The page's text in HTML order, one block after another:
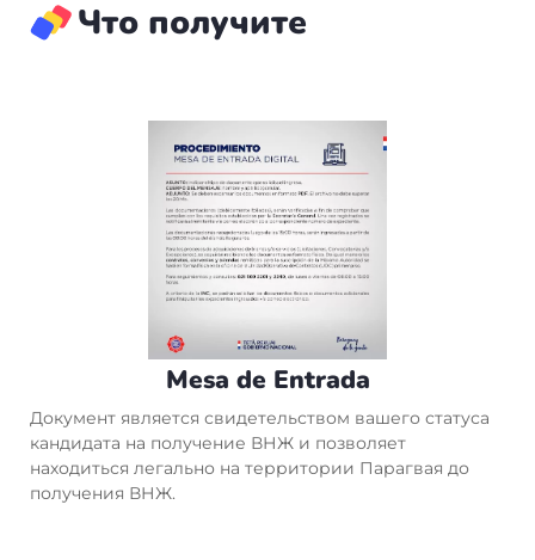
миграционную службу. Процесс займет около
получения Cédula (внутренний ID). Примерно
документы на ПМЖ.
Что получите
Mesa de Entrada
Документ является свидетельством вашего статуса
кандидата на получение ВНЖ и позволяет
находиться легально на территории Парагвая до
получения ВНЖ.